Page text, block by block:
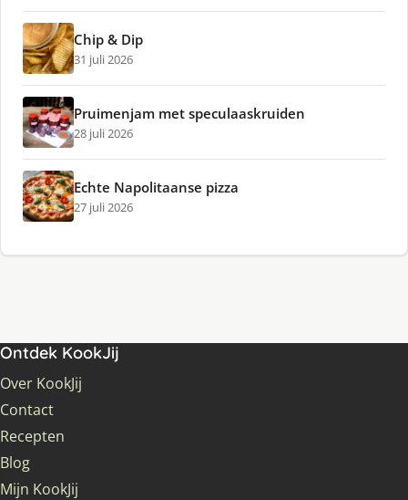
Chip & Dip
31 juli 2026
Pruimenjam met speculaaskruiden
28 juli 2026
Echte Napolitaanse pizza
27 juli 2026
Ontdek KookJij
Over KookJij
Contact
Recepten
Blog
Mijn KookJij